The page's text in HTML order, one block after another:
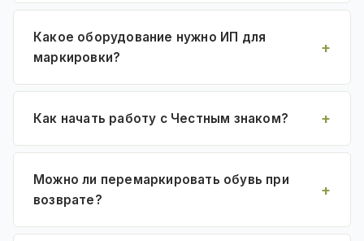
Какое оборудование нужно ИП для
маркировки?
Как начать работу с Честным знаком?
Можно ли перемаркировать обувь при
возврате?